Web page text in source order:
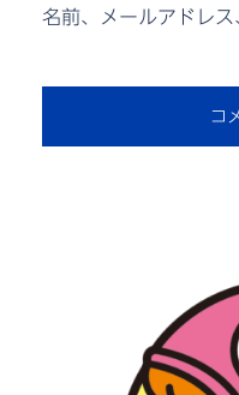
名前、メールアドレス